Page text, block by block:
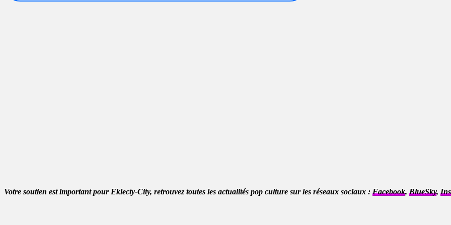
Votre soutien est important pour Eklecty-City, retrouvez toutes les actualités pop culture sur les réseaux sociaux : Facebook, BlueSky,